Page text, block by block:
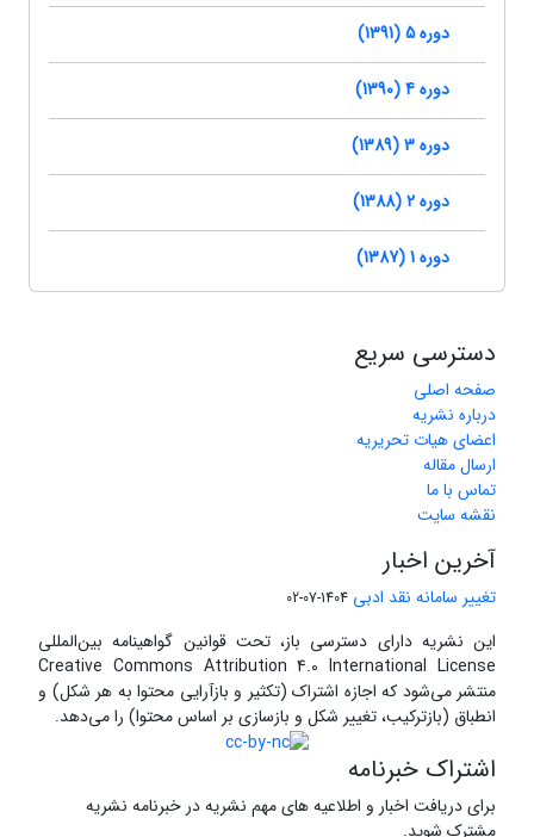
دوره 5 (1391)
دوره 4 (1390)
دوره 3 (1389)
دوره 2 (1388)
دوره 1 (1387)
دسترسی سریع
صفحه اصلی
درباره نشریه
اعضای هیات تحریریه
ارسال مقاله
تماس با ما
نقشه سایت
آخرین اخبار
تغییر سامانه نقد ادبی 1404-07-02
این نشریه دارای دسترسی باز، تحت قوانین گواهینامه بین‌المللی
Creative Commons Attribution 4.0 International License
منتشر می‌شود که اجازه اشتراک (تکثیر و بازآرایی محتوا به هر شکل) و
انطباق (بازترکیب، تغییر شکل و بازسازی بر اساس محتوا) را می‌دهد.
اشتراک خبرنامه
برای دریافت اخبار و اطلاعیه های مهم نشریه در خبرنامه نشریه
مشترک شوید.